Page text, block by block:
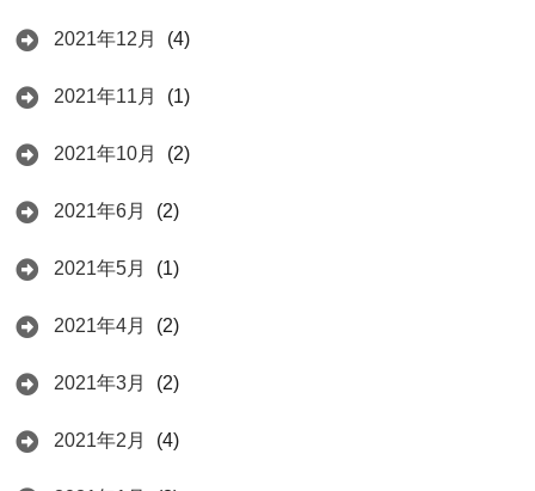
2021年12月 (4)
2021年11月 (1)
2021年10月 (2)
2021年6月 (2)
2021年5月 (1)
2021年4月 (2)
2021年3月 (2)
2021年2月 (4)